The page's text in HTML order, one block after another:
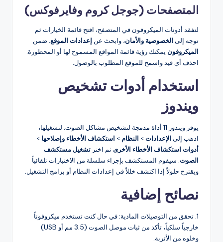
المتصفحات (جوجل كروم وفايرفوكس)
لتفقد أذونات الميكروفون في المتصفح، افتح قائمة الخيارات ثم
توجه إلى الخصوصية والأمان، وابحث عن إعدادات الموقع . ضمن
الميكروفون يمكنك رؤية قائمة المواقع المسموح لها أو المحظورة.
احذف أي قيد واسمح للموقع المطلوب بالوصول.
استخدام أدوات تشخيص
ويندوز
يوفر ويندوز 11 أداة مدمجة لتشخيص مشاكل الصوت. لتشغيلها،
اذهب إلى الإعدادات > النظام > استكشاف الأخطاء وإصلاحها >
أدوات استكشاف الأخطاء الأخرىثم اختر تشغيل مستكشف
الصوت . سيقوم المستكشف بإجراء سلسلة من الاختبارات تلقائياً
ويقترح حلولاً إذا اكتشف خللاً في إعدادات النظام أو برامج التشغيل.
نصائح إضافية
1. تحقق من التوصيلات المادية: في حال كنت تستخدم ميكروفوناً
خارجياً سلكياً، تأكد من ثبات موصل الصوت (3.5 مم أو USB)
وخلوه من الأتربة.